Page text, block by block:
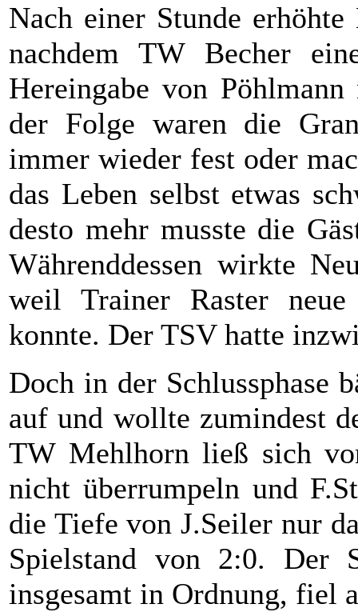
Nach einer Stunde
nachdem TW Becher
Hereingabe von
der Folge waren die
immer wieder fest oder
das Leben selbst etwas
desto mehr musste die
Währenddessen wirkte
weil Trainer Raster
konnte. Der TSV hatte
Doch in der Schlussphase
auf und wollte zumindest
TW Mehlhorn ließ sich
nicht überrumpeln und
die Tiefe von J.Seiler nur
Spielstand von 2:0. Der
insgesamt in Ordnung, fiel